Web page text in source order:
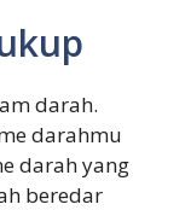
darah.
darahmu
darah yang
beredar